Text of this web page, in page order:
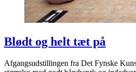
Blødt og helt tæt på
Afgangsudstillingen fra Det Fynske